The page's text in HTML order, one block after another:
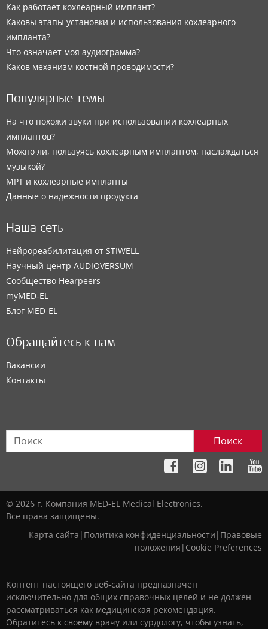
Как работает кохлеарный имплант?
Каковы этапы установки и использования кохлеарного
импланта?
Что означает моя аудиограмма?
Каков механизм костной проводимости?
Популярные темы
На что похожи звуки при использовании кохлеарных
имплантов?
Можно ли, пользуясь кохлеарным имплантом, наслаждаться
музыкой?
МРТ и кохлеарные импланты
Данные о надежности продукта
Наша сеть
Нейрореабилитация от STIWELL
Научный центр AUDIOVERSUM
Сообщество Hearpeers
myMED‑EL
Блог MED-EL
Обращайтесь к нам
Вакансии
Контакты
Поиск
© 2026 г. Компания MED-EL Medical Electronics.
Все права защищены.
Карта сайта | Политика конфиденциальности | Правовые
положения | Cookie Preferences
Контент настоящего веб-сайта предназначен
исключительно для общих справочных целей и не должен
рассматриваться как медицинская рекомендация.
Обратитесь к своему врачу или сурдологу, чтобы узнать,